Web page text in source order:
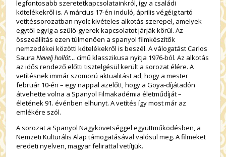
legfontosabb szeretetkapcsolatainkról, így a családi
kötelékekről is. A március 17-én induló, április végéig tartó
vetítéssorozatban nyolc kivételes alkotás szerepel, amelyek
egytől egyig a szülő-gyerek kapcsolatot járják körül. Az
összeállítás ezen túlmenően a spanyol filmkészítők
nemzedékei közötti kötelékekről is beszél. A válogatást Carlos
SauraNevelj hollót… című klasszikusa nyitja 1976-ból. Az alkotás
az idős rendező előtti tisztelgésül került a sorozat élére. A
vetítésnek immár szomorú aktualitást ad, hogy a mester
február 10-én – egy nappal azelőtt, hogy a Goya-díjátadón
átvehette volna a Spanyol Filmakadémia életműdíját –
életének 91. événben elhunyt. A vetítés így most már az
emlékére szól.
A sorozat a Spanyol Nagykövetséggel együttműködésben, a
Nemzeti Kulturális Alap támogatásával valósul meg. A filmeket
eredeti nyelven, magyar felirattal vetítjük.